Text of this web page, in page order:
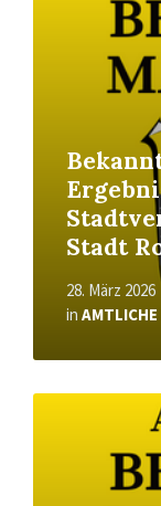
Stadt
28. März 2026
in
Read